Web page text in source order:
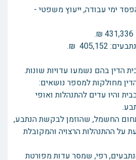
ימי עבודה, ייעוץ משפטי -
₪.
הדין בהם נשמעו עדויות שונות.
מחולקות למספר נושאים:
והיו עדים להתנהלות ואופי
החשמל, שהוזמן לבקשת הנתבע,
על ההתנהלות הרצויה והמקובלת
רפי, שמסר עדות מפורטת